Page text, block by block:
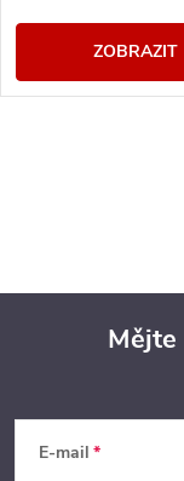
ZOBRAZIT
E-mail